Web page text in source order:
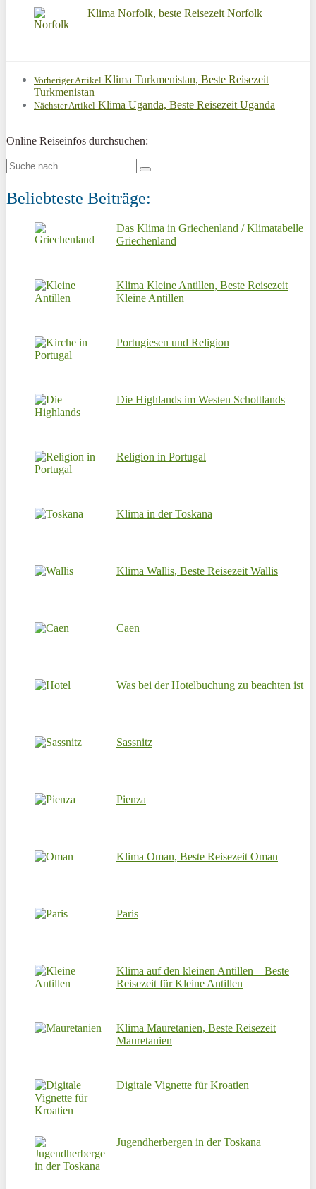
Klima Norfolk, beste Reisezeit Norfolk
Vorheriger Artikel Klima Turkmenistan, Beste Reisezeit
Turkmenistan
Nächster Artikel Klima Uganda, Beste Reisezeit Uganda
Online Reiseinfos durchsuchen:
Beliebteste Beiträge:
Das Klima in Griechenland / Klimatabelle
Griechenland
Klima Kleine Antillen, Beste Reisezeit
Kleine Antillen
Portugiesen und Religion
Die Highlands im Westen Schottlands
Religion in Portugal
Klima in der Toskana
Klima Wallis, Beste Reisezeit Wallis
Caen
Was bei der Hotelbuchung zu beachten ist
Sassnitz
Pienza
Klima Oman, Beste Reisezeit Oman
Paris
Klima auf den kleinen Antillen – Beste
Reisezeit für Kleine Antillen
Klima Mauretanien, Beste Reisezeit
Mauretanien
Digitale Vignette für Kroatien
Jugendherbergen in der Toskana